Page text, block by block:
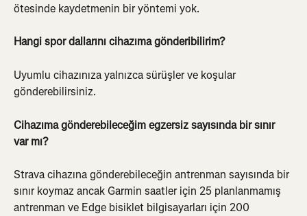
ötesinde kaydetmenin bir yöntemi yok.
Hangi spor dallarını cihazıma gönderibilirim?
Uyumlu cihazınıza yalnızca sürüşler ve koşular
gönderebilirsiniz.
Cihazıma gönderebileceğim egzersiz sayısında bir sınır
var mı?
Strava cihazına gönderebileceğin antrenman sayısında bir
sınır koymaz ancak Garmin saatler için 25 planlanmamış
antrenman ve Edge bisiklet bilgisayarları için 200